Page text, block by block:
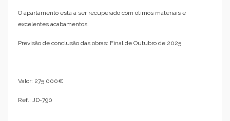
O apartamento está a ser recuperado com ótimos materiais e
excelentes acabamentos.
Previsão de conclusão das obras: Final de Outubro de 2025.
Valor: 275.000€
Ref.: JD-790